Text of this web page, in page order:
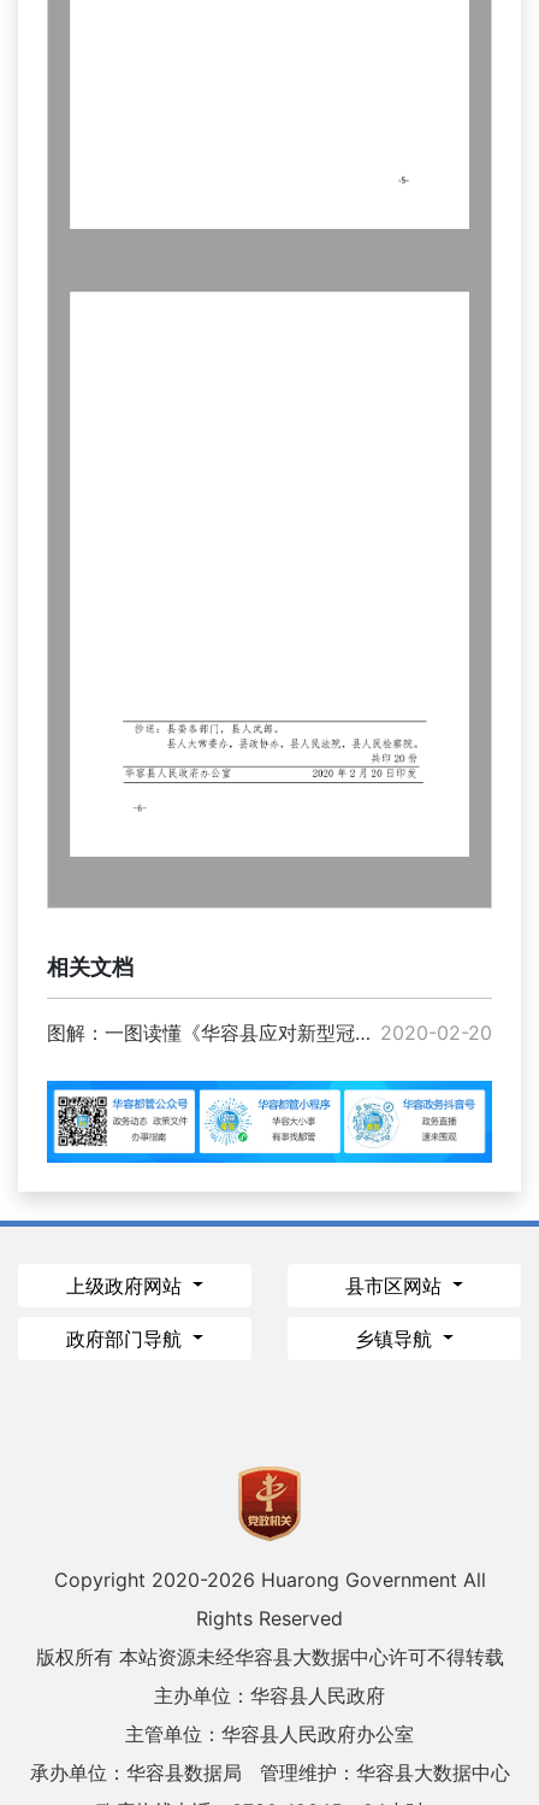
相关文档
图解：一图读懂《华容县应对新型冠状病毒感染的肺炎疫情支持企业复工员工就业十条措施》 2020-02-20
上级政府网站 县市区网站
政府部门导航 乡镇导航
Copyright 2020-2026 Huarong Government All
Rights Reserved
版权所有 本站资源未经华容县大数据中心许可不得转载
主办单位：华容县人民政府
主管单位：华容县人民政府办公室
承办单位：华容县数据局
管理维护：华容县大数据中心